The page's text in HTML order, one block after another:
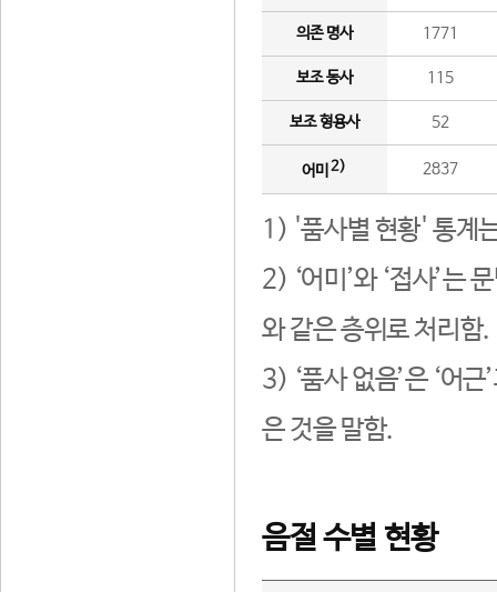
의존 명사 1771
보조 동사 115
보조 형용사 52
어미 2) 2837
1) '품사별 현황' 통계
2) ‘어미’와 ‘접사’는
와 같은 층위로 처리함.
3) ‘품사 없음’은 ‘어
은 것을 말함.
음절 수별 현황